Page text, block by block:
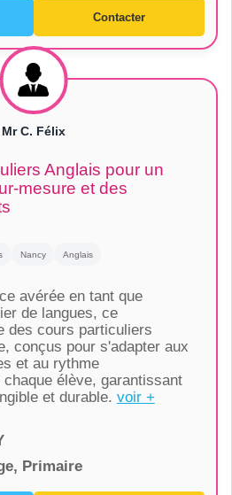
Contacter
Mr C. Félix
Anglais pour un
mesure et des
Nancy Anglais
avérée en tant que
de langues, ce
des cours particuliers
conçus pour s'adapter aux
et au rythme
élève, garantissant
et durable. voir +
Primaire